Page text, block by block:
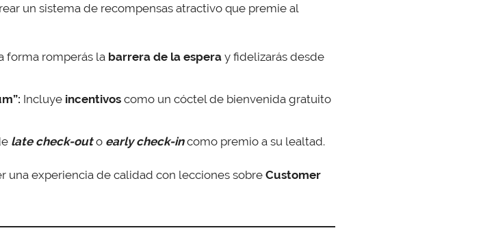
un sistema de recompensas atractivo que premie al
forma romperás la barrera de la espera y fidelizarás desde
Incluye incentivos como un cóctel de bienvenida gratuito
late check-outo early check-incomo premio a su lealtad.
una experiencia de calidad con lecciones sobre Customer